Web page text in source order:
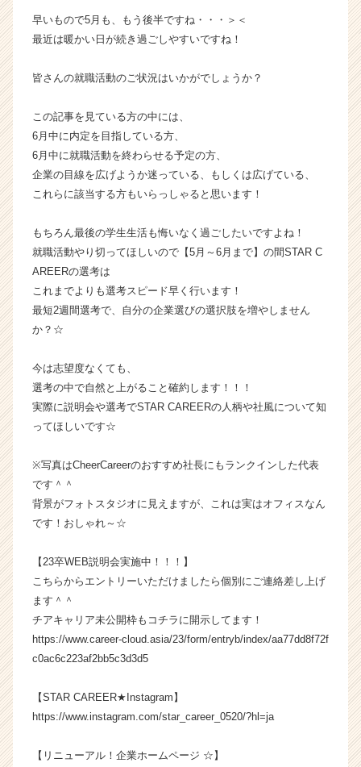
長
企
か
ス
ト
が
届
就
活
ト
チ
リ
ア
e
C
e
r）
早いもので5月も、もう後半ですね・・・＞＜
最近は暖かい日が続き過ごしやすいですね！
皆さんの就職活動のご状況はいかがでしょうか？
この記事を見ている方の中には、
6月中に内定を目指している方、
6月中に就職活動を終わらせる予定の方、
企業の目線を広げようか迷っている、もしくは広げている、
これらに該当する方もいらっしゃると思います！
もちろん最後の学生生活も悔いなく過ごしたいですよね！
就職活動やり切ってほしいので【5月～6月まで】の間STAR C
AREERの選考は
これまでよりも選考スピード早く行います！
最短2週間選考で、自分の企業選びの選択肢を増やしません
か？☆
今は志望度なくても、
選考の中で自然と上がること確約します！！！
実際に説明会や選考でSTAR CAREERの人柄や社風について知
ってほしいです☆
※写真はCheerCareerのおすすめ社長にもランクインした代表
です＾＾
背景がフォトスタジオに見えますが、これは実はオフィスなん
です！おしゃれ～☆
【23卒WEB説明会実施中！！！】
こちらからエントリーいただけましたら個別にご連絡差し上げ
ます＾＾
チアキャリア未公開枠もコチラに開示してます！
https://www.career-cloud.asia/23/form/entryb/index/aa77dd8f72f
c0ac6c223af2bb5c3d3d5
【STAR CAREER★Instagram】
https://www.instagram.com/star_career_0520/?hl=ja
【リニューアル！企業ホームページ ☆】